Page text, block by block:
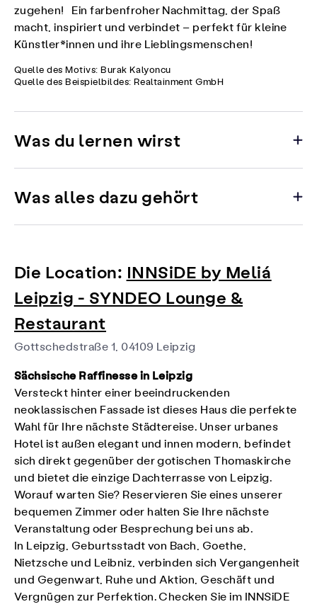
zugehen! Ein farbenfroher Nachmittag, der Spaß
macht, inspiriert und verbindet – perfekt für kleine
Künstler*innen und ihre Lieblingsmenschen!
Quelle des Motivs: Burak Kalyoncu
Quelle des Beispielbildes: Realtainment GmbH
Was du lernen wirst
Was alles dazu gehört
Die Location: INNSiDE by Meliá
Leipzig - SYNDEO Lounge &
Restaurant
Gottschedstraße 1, 04109 Leipzig
Sächsische Raffinesse in Leipzig
Versteckt hinter einer beeindruckenden
neoklassischen Fassade ist dieses Haus die perfekte
Wahl für Ihre nächste Städtereise. Unser urbanes
Hotel ist außen elegant und innen modern, befindet
sich direkt gegenüber der gotischen Thomaskirche
und bietet die einzige Dachterrasse von Leipzig.
Worauf warten Sie? Reservieren Sie eines unserer
bequemen Zimmer oder halten Sie Ihre nächste
Veranstaltung oder Besprechung bei uns ab.
In Leipzig, Geburtsstadt von Bach, Goethe,
Nietzsche und Leibniz, verbinden sich Vergangenheit
und Gegenwart, Ruhe und Aktion, Geschäft und
Vergnügen zur Perfektion. Checken Sie im INNSiDE